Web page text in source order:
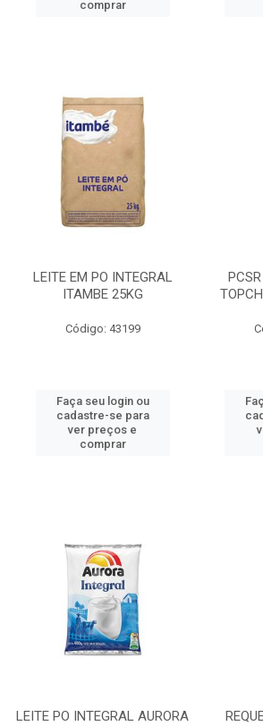
comprar
LEITE EM PO INTEGRAL
ITAMBE 25KG
Código: 43199
Faça seu login ou
cadastre-se para
ver preços e
comprar
LEITE PO INTEGRAL AURORA